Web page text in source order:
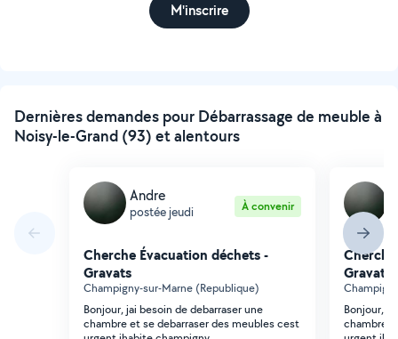
M'inscrire
Dernières demandes pour Débarrassage de meuble à
Noisy-le-Grand (93) et alentours
Andre
postée jeudi À convenir
Cherche Évacuation déchets -
Gravats
Champigny-sur-Marne (Republique)
Bonjour, jai besoin de debarraser une
chambre et se debarraser des meubles cest
Gravats
Bonjour,
chambre